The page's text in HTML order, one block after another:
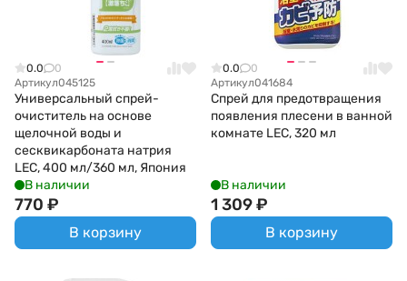
0.0
0
Артикул045125
Универсальный спрей-
очиститель на основе
щелочной воды и
сесквикарбоната натрия
LEC, 400 мл/360 мл, Япония
В наличии
770 ₽
В корзину
0.0
0
Артикул041684
Спрей для предотвращения
появления плесени в ванной
комнате LEC, 320 мл
В наличии
1 309₽
В корзину